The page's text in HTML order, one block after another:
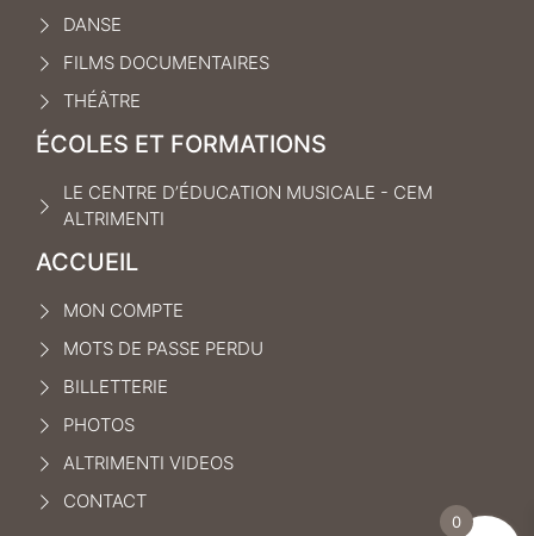
DANSE
FILMS DOCUMENTAIRES
THÉÂTRE
ÉCOLES ET FORMATIONS
LE CENTRE D’ÉDUCATION MUSICALE - CEM
ALTRIMENTI
ACCUEIL
MON COMPTE
MOTS DE PASSE PERDU
BILLETTERIE
PHOTOS
ALTRIMENTI VIDEOS
CONTACT
0